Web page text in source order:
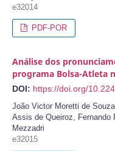
e32014
PDF-POR
Análise dos
programa Bolsa-Atleta
DOI: https://doi.org/
João Victor Moretti de
Assis de Queiroz, Fernando
Mezzadri
e32015